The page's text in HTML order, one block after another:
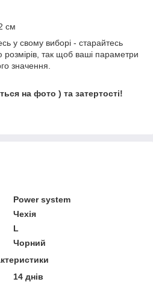
см
у свому виборі - старайтесь
розмірів, так щоб ваші параметри
значення.
на фото ) та затертості!
Power system
Чехія
L
Чорний
14 днів